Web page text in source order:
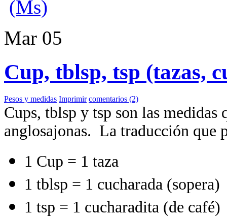
(Ms)
Mar 05
Cup, tblsp, tsp (tazas,
Pesos y medidas Imprimir comentarios (2)
Cups, tblsp y tsp son las medidas
anglosajonas. La traducción que
1 Cup = 1 taza
1 tblsp = 1 cucharada (sopera)
1 tsp = 1 cucharadita (de café)